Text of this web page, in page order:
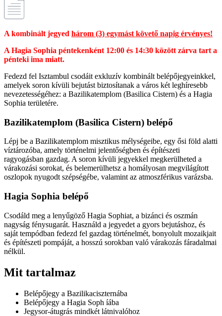
A kombinált jegyed három (3) egymást követő napig érvényes!
A Hagia Sophia péntekenként 12:00 és 14:30 között zárva tart a
pénteki ima miatt.
Fedezd fel Isztambul csodáit exkluzív kombinált belépőjegyeinkkel,
amelyek soron kívüli bejutást biztosítanak a város két leghíresebb
nevezetességéhez: a Bazilikatemplom (Basilica Cistern) és a Hagia
Sophia területére.
Bazilikatemplom (Basilica Cistern) belépő
Lépj be a Bazilikatemplom misztikus mélységeibe, egy ősi föld alatti
víztározóba, amely történelmi jelentőségben és építészeti
ragyogásban gazdag. A soron kívüli jegyekkel megkerülheted a
várakozási sorokat, és belemerülhetsz a homályosan megvilágított
oszlopok nyugodt szépségébe, valamint az atmoszférikus varázsba.
Hagia Sophia belépő
Csodáld meg a lenyűgöző Hagia Sophiat, a bizánci és oszmán
nagyság fénysugarát. Használd a jegyedet a gyors bejutáshoz, és
saját tempódban fedezd fel gazdag történelmét, bonyolult mozaikjait
és építészeti pompáját, a hosszú sorokban való várakozás fáradalmai
nélkül.
Mit tartalmaz
Belépőjegy a Bazilikaciszternába
Belépőjegy a Hagia Soph íába
Jegysor-átugrás mindkét látnivalóhoz